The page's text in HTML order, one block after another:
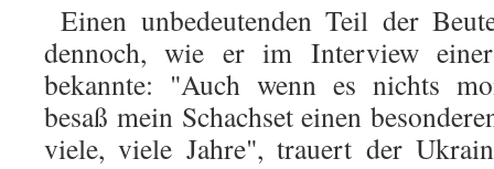
Einen unbedeutenden Teil der
dennoch, wie er im Interview einer
bekannte: "Auch wenn es nichts
besaß mein Schachset einen
viele, viele Jahre", trauert der